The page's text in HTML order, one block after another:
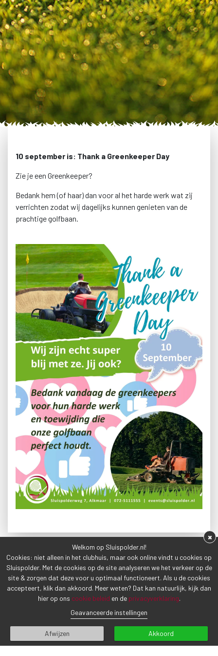
10 september is: Thank a Greenkeeper Day
Zie je een Greenkeeper?
Bedank hem (of haar) dan voor al het harde werk wat zij
verrichten zodat wij dagelijks kunnen genieten van de
prachtige golfbaan.
VORIG BERICHT VOLGEND BERICHT
CONTACTGEGEVENS
Welkom op Sluispolder.nl!
Cookies: niet alleen in het clubhuis, maar ook online vindt u cookies op
Sluispolder. Met de cookies op de site analyseren we het verkeer op de
site & zorgen dat deze voor u optimaal functioneert. Als u de cookies
accepteert, klik dan akkoord. Meer weten? Dat kan natuurlijk, kijk dan
hier op ons cookie beleid en de privacyverklaring.
Geavanceerde instellingen
Afwijzen Akkoord
×